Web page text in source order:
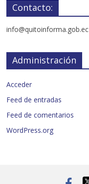
Contacto:
info@quitoinforma.gob.ec
Administración
Acceder
Feed de entradas
Feed de comentarios
WordPress.org